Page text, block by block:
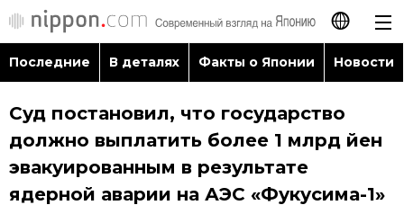
日本語
English
繁體字
Последние
Последние В деталях Факты о Японии Новости
Суд постановил, что государство
должно выплатить более 1 млрд йен
эвакуированным в результате
ядерной аварии на АЭС «Фукусима-1»